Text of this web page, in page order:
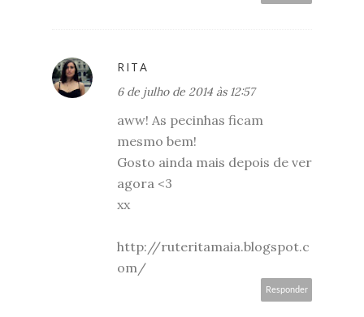
RITA
6 de julho de 2014 às 12:57
aww! As pecinhas ficam
mesmo bem!
Gosto ainda mais depois de ver
agora <3
xx
http://ruteritamaia.blogspot.c
om/
Responder